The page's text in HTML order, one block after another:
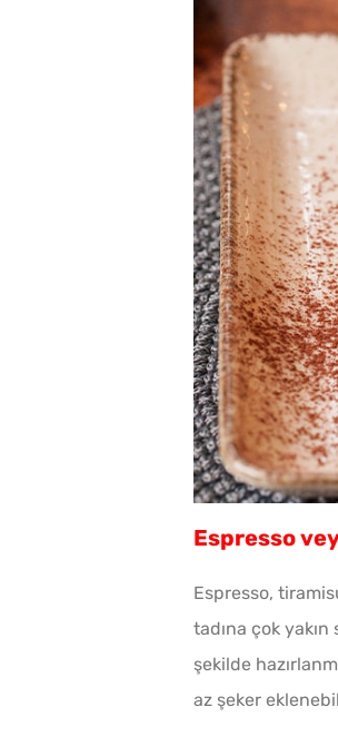
Espresso
Espresso,
tadına çok
şekilde
az şeker